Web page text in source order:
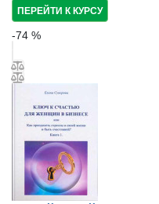
ПЕРЕЙТИ К КУРСУ
-74 %